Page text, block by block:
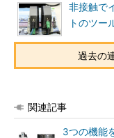
非接触で
トのツー
過去の
関連記事
3つの機能